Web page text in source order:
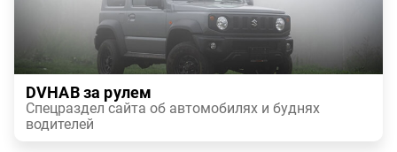
DVHAB за рулем
Спецраздел сайта об автомобилях и буднях
водителей